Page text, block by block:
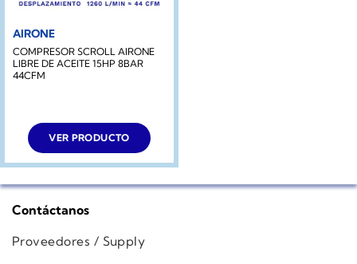
AIRONE
COMPRESOR SCROLL AIRONE
LIBRE DE ACEITE 15HP 8BAR
44CFM
VER PRODUCTO
Contáctanos
Proveedores / Supply